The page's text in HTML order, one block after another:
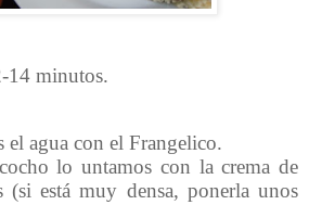
14 minutos.
el agua con el Frangelico.
lo untamos con la crema de
(si está muy densa, ponerla unos